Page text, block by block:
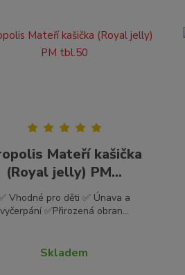
Mateří kašička
(Royal jelly) PM...
Vhodné pro děti ✅ Únava a
vyčerpání ✅Přirozená obran...
Skladem